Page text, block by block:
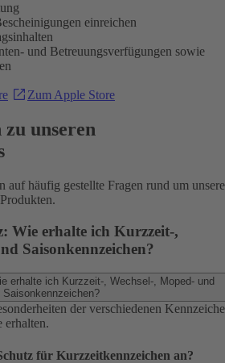
einreichen
und Betreuungsverfügungen sowie
Zum Apple Store
unseren
auf häufig gestellte Fragen rund um unsere
Wie erhalte ich Kurzzeit-,
Saisonkennzeichen?
erhalte ich Kurzzeit-, Wechsel-, Moped- und
Saisonkennzeichen?
der verschiedenen
erhalten.
für Kurzzeitkennzeichen an?